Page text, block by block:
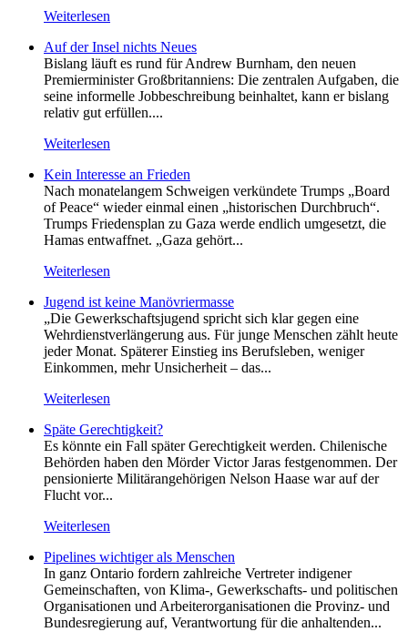
Weiterlesen
Auf der Insel nichts Neues
Bislang läuft es rund für Andrew Burnham, den neuen
Premierminister Großbritanniens: Die zentralen Aufgaben, die
seine informelle Jobbeschreibung beinhaltet, kann er bislang
relativ gut erfüllen....
Weiterlesen
Kein Inte­resse an Frieden
Nach monatelangem Schweigen verkündete Trumps „Board
of Peace“ wieder einmal einen „historischen Durchbruch“.
Trumps Friedensplan zu Gaza werde endlich umgesetzt, die
Hamas entwaffnet. „Gaza gehört...
Weiterlesen
Jugend ist keine Manövriermasse
„Die Gewerkschaftsjugend spricht sich klar gegen eine
Wehrdienstverlängerung aus. Für junge Menschen zählt heute
jeder Monat. Späterer Einstieg ins Berufsleben, weniger
Einkommen, mehr Unsicherheit – das...
Weiterlesen
Späte Gerechtigkeit?
Es könnte ein Fall später Gerechtigkeit werden. Chilenische
Behörden haben den Mörder Victor Jaras festgenommen. Der
pensionierte Militärangehörigen Nelson Haase war auf der
Flucht vor...
Weiterlesen
Pipelines wichtiger als Menschen
In ganz Ontario fordern zahlreiche Vertreter indigener
Gemeinschaften, von Klima-, Gewerkschafts- und politischen
Organisationen und Arbeiterorganisationen die Provinz- und
Bundesregierung auf, Verantwortung für die anhaltenden...